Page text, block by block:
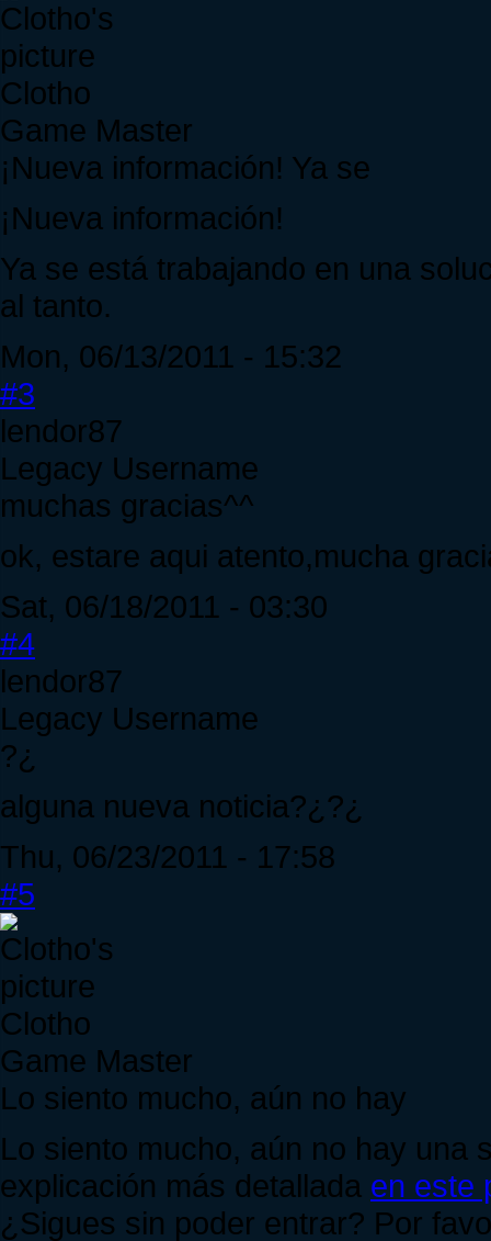
Clotho
Game Master
¡Nueva información! Ya se
¡Nueva información!
Ya se está trabajando en una
al tanto.
Mon, 06/13/2011 - 15:32
#3
lendor87
Legacy Username
muchas gracias^^
ok, estare aqui atento,mucha
Sat, 06/18/2011 - 03:30
#4
lendor87
Legacy Username
?¿
alguna nueva noticia?¿?¿
Thu, 06/23/2011 - 17:58
#5
Clotho
Game Master
Lo siento mucho, aún no hay
Lo siento mucho, aún no hay una
explicación más detallada en este
¿Sigues sin poder entrar? Por